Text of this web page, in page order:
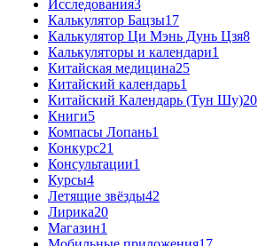
Исследования3
Калькулятор Бацзы17
Калькулятор Ци Мэнь Дунь Цзя8
Калькуляторы и календари1
Китайская медицина25
Китайский календарь1
Китайский Календарь (Тун Шу)20
Книги5
Компасы Лопань1
Конкурс21
Консультации1
Курсы4
Летящие звёзды42
Лирика20
Магазин1